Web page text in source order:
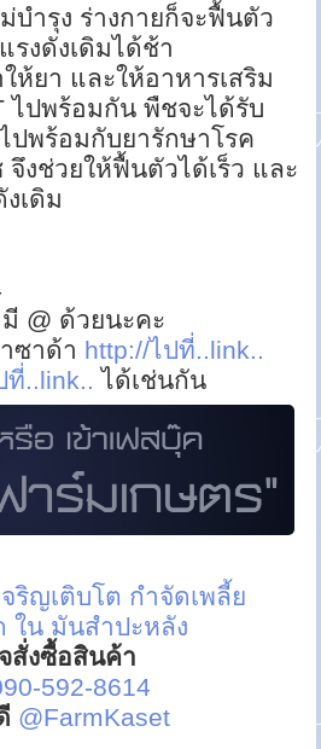
บำรุง ร่างกายก็จะฟื้นตัว
งดังเดิมได้ช้า
ห้ยา และให้อาหารเสริม
ไปพร้อมกัน พืชจะได้รับ
ปพร้อมกับยารักษาโรค
งช่วยให้ฟื้นตัวได้เร็ว และ
เดิม
@ ด้วยนะคะ
ซาด้า http://ไปที่..link..
ที่..link.. ได้เช่นกัน
จริญเติบโต กำจัดเพลี้ย
ใน มันสำปะหลัง
สั่งซื้อสินค้า
592-8614
@FarmKaset